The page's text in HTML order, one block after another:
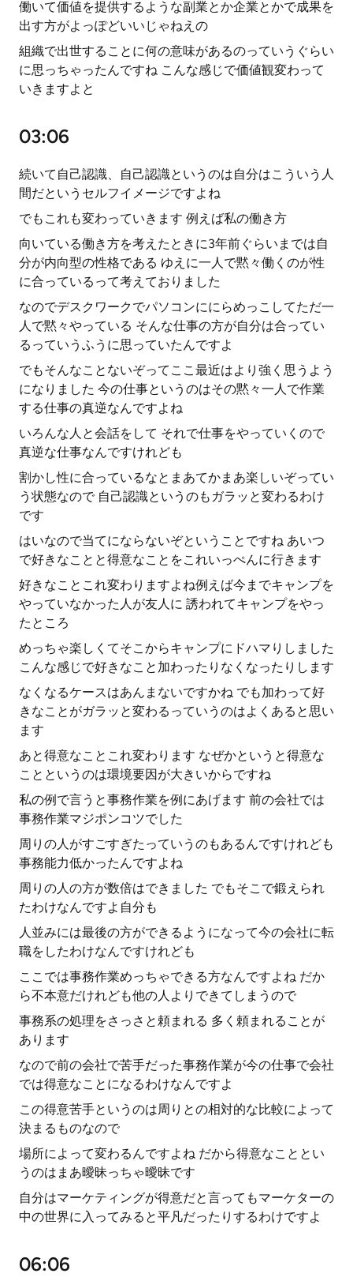
働いて価値を提供するような副業とか企業とかで成果を
出す方がよっぽどいいじゃねえの
組織で出世することに何の意味があるのっていうぐらい
に思っちゃったんですね こんな感じで価値観変わって
いきますよと
03:06
続いて自己認識、自己認識というのは自分はこういう人
間だというセルフイメージですよね
でもこれも変わっていきます 例えば私の働き方
向いている働き方を考えたときに3年前ぐらいまでは自
分が内向型の性格である ゆえに一人で黙々働くのが性
に合っているって考えておりました
なのでデスクワークでパソコンににらめっこしてただ一
人で黙々やっている そんな仕事の方が自分は合ってい
るっていうふうに思っていたんですよ
でもそんなことないぞってここ最近はより強く思うよう
になりました 今の仕事というのはその黙々一人で作業
する仕事の真逆なんですよね
いろんな人と会話をして それで仕事をやっていくので
真逆な仕事なんですけれども
割かし性に合っているなとまあてかまあ楽しいぞってい
う状態なので 自己認識というのもガラッと変わるわけ
です
はいなので当てにならないぞということですね あいつ
で好きなことと得意なことをこれいっぺんに行きます
好きなことこれ変わりますよね例えば今までキャンプを
やっていなかった人が友人に 誘われてキャンプをやっ
たところ
めっちゃ楽しくてそこからキャンプにドハマりしました
こんな感じで好きなこと加わったりなくなったりします
なくなるケースはあんまないですかね でも加わって好
きなことがガラッと変わるっていうのはよくあると思い
ます
あと得意なことこれ変わります なぜかというと得意な
ことというのは環境要因が大きいからですね
私の例で言うと事務作業を例にあげます 前の会社では
事務作業マジポンコツでした
周りの人がすごすぎたっていうのもあるんですけれども
事務能力低かったんですよね
周りの人の方が数倍はできました でもそこで鍛えられ
たわけなんですよ自分も
人並みには最後の方ができるようになって今の会社に転
職をしたわけなんですけれども
ここでは事務作業めっちゃできる方なんですよね だか
ら不本意だけれども他の人よりできてしまうので
事務系の処理をさっさと頼まれる 多く頼まれることが
あります
なので前の会社で苦手だった事務作業が今の仕事で会社
では得意なことになるわけなんですよ
この得意苦手というのは周りとの相対的な比較によって
決まるものなので
場所によって変わるんですよね だから得意なこととい
うのはまあ曖昧っちゃ曖昧です
自分はマーケティングが得意だと言ってもマーケターの
中の世界に入ってみると平凡だったりするわけですよ
06:06